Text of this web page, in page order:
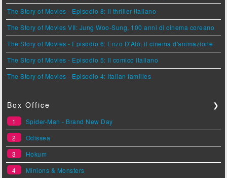
The Story of Movies - Episodio 8: Il thriller italiano
The Story of Movies VII: Jung Woo-Sung, 100 anni di cinema coreano
The Story of Movies - Episodio 6: Enzo D'Alò, il cinema d'animazione
The Story of Movies - Episodio 5: Il comico italiano
The Story of Movies - Episodio 4: Italian families
Box Office ❯
1
Spider-Man - Brand New Day
2
Odissea
3
Hokum
4
Minions & Monsters